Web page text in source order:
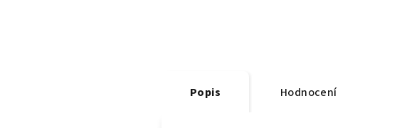
Popis Hodnocení